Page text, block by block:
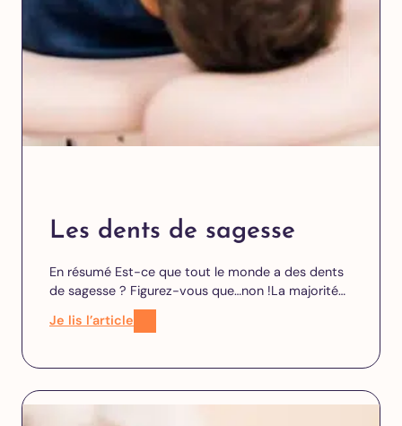
Les dents de sagesse
En résumé Est-ce que tout le monde a des dents
de sagesse ? Figurez-vous que…non !La majorité…
Je lis l’article